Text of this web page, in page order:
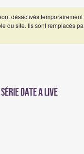
désactivés
du site. Ils sont remplacés
Date A Live